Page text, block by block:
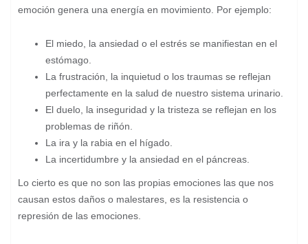
emoción genera una energía en movimiento. Por ejemplo:
El miedo, la ansiedad o el estrés se manifiestan en el
estómago.
La frustración, la inquietud o los traumas se reflejan
perfectamente en la salud de nuestro sistema urinario.
El duelo, la inseguridad y la tristeza se reflejan en los
problemas de riñón.
La ira y la rabia en el hígado.
La incertidumbre y la ansiedad en el páncreas.
Lo cierto es que no son las propias emociones las que nos
causan estos daños o malestares, es la resistencia o
represión de las emociones.